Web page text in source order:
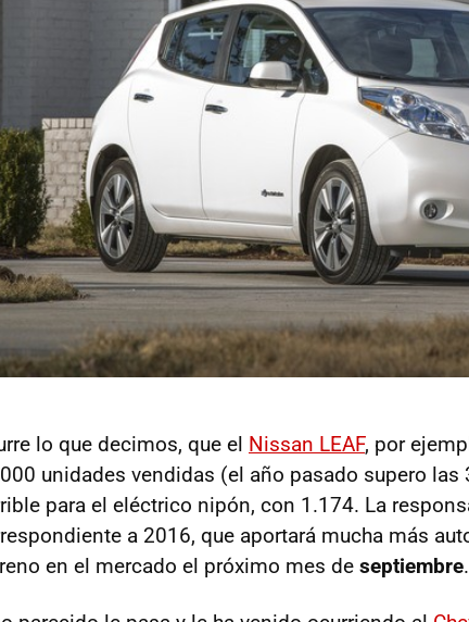
lo que decimos, que el Nissan LEAF, por
unidades vendidas (el año pasado supero
para el eléctrico nipón, con 1.174. La
a 2016, que aportará mucha más
en el mercado el próximo mes de septiembre.